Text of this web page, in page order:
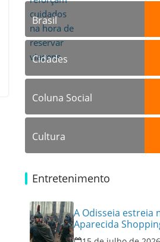
Brasil
Cidades
Coluna Social
Cultura
Entretenimento
A Odisseia estreia
Aparecida
quinta, 16